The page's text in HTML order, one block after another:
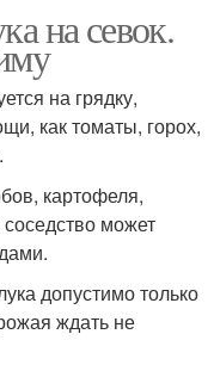
на севок.
на грядку,
как томаты, горох,
картофеля,
может
допустимо только
ждать не